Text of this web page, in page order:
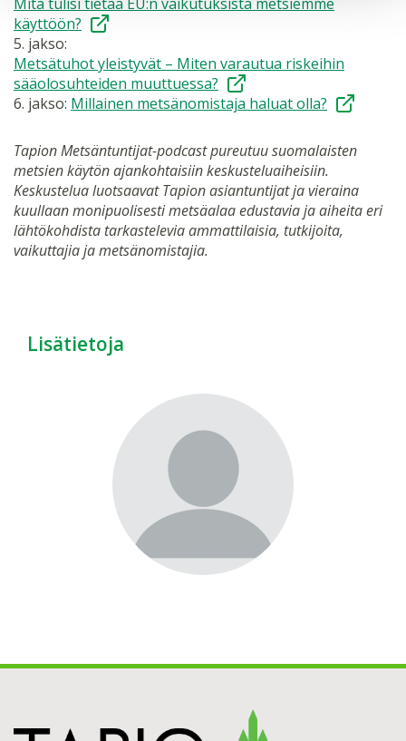
käyttöön?
5. jakso:
Metsätuhot yleistyvät – Miten varautua riskeihin
sääolosuhteiden muuttuessa?
6. jakso: Millainen metsänomistaja haluat olla?
Tapion Metsäntuntijat-podcast pureutuu suomalaisten
metsien käytön ajankohtaisiin keskusteluaiheisiin.
Keskustelua luotsaavat Tapion asiantuntijat ja vieraina
kuullaan monipuolisesti metsäalaa edustavia ja aiheita eri
lähtökohdista tarkastelevia ammattilaisia, tutkijoita,
vaikuttajia ja metsänomistajia.
Lisätietoja